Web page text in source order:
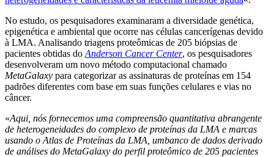
No estudo, os pesquisadores examinaram a diversidade genética,
epigenética e ambiental que ocorre nas células cancerígenas devido
à LMA. Analisando triagens proteômicas de 205 biópsias de
pacientes obtidas doAnderson Cancer Center, os pesquisadores
desenvolveram um novo método computacional chamado
MetaGalaxy para categorizar as assinaturas de proteínas em 154
padrões diferentes com base em suas funções celulares e vias no
câncer.
«Aqui, nós fornecemos uma compreensão quantitativa abrangente
de heterogeneidades do complexo de proteínas da LMA e marcas
usando o Atlas de Proteínas da LMA, umbanco de dados derivado
de análises do MetaGalaxy do perfil proteômico de 205 pacientes